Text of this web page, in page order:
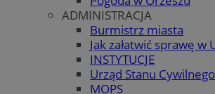
ADMINISTRACJA
Burmistrz miasta
Jak załatwić sprawę w
INSTYTUCJE
Urząd Stanu Cywilnego
MOPS